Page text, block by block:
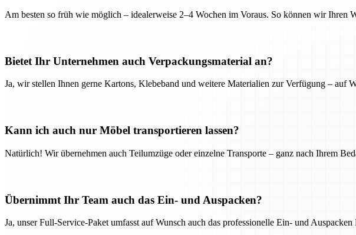
Am besten so früh wie möglich – idealerweise 2–4 Wochen im Voraus. So können wir Ihren
Bietet Ihr Unternehmen auch Verpackungsmaterial an?
Ja, wir stellen Ihnen gerne Kartons, Klebeband und weitere Materialien zur Verfügung – auf
Kann ich auch nur Möbel transportieren lassen?
Natürlich! Wir übernehmen auch Teilumzüge oder einzelne Transporte – ganz nach Ihrem
Übernimmt Ihr Team auch das Ein- und Auspacken?
Ja, unser Full-Service-Paket umfasst auf Wunsch auch das professionelle Ein- und